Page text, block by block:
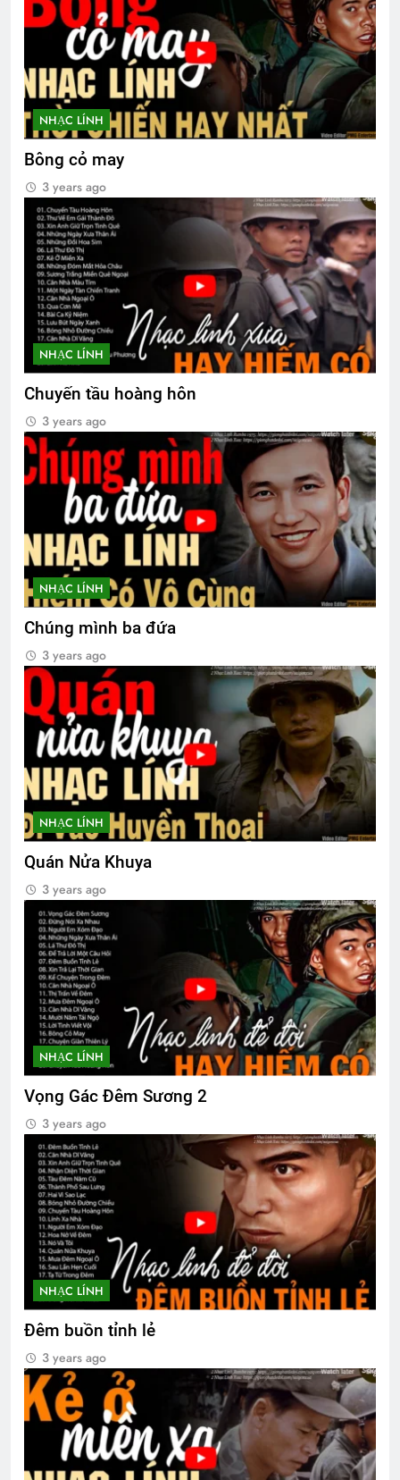
CSVSQ Đặng Dân An K25
2 Years Ago
Chúng mình ba đứa
2 Years Ago
30 bài nhạc lính
2 Years Ago
CSVSQ Trần Duyên Sơn K23
3 Years Ago
TT Nguyễn Văn Thiệu nhậm chức 1967
2 Years Ago
CSVSQ Quách Đức Chung K10
2 Years Ago
NHẠC LÍNH
Bông cỏ may
3 years ago
NHẠC LÍNH
Chuyến tầu hoàng hôn
3 years ago
NHẠC LÍNH
Chúng mình ba đứa
3 years ago
NHẠC LÍNH
Quán Nửa Khuya
3 years ago
NHẠC LÍNH
Vọng Gác Đêm Sương 2
3 years ago
NHẠC LÍNH
Đêm buồn tỉnh lẻ
3 years ago